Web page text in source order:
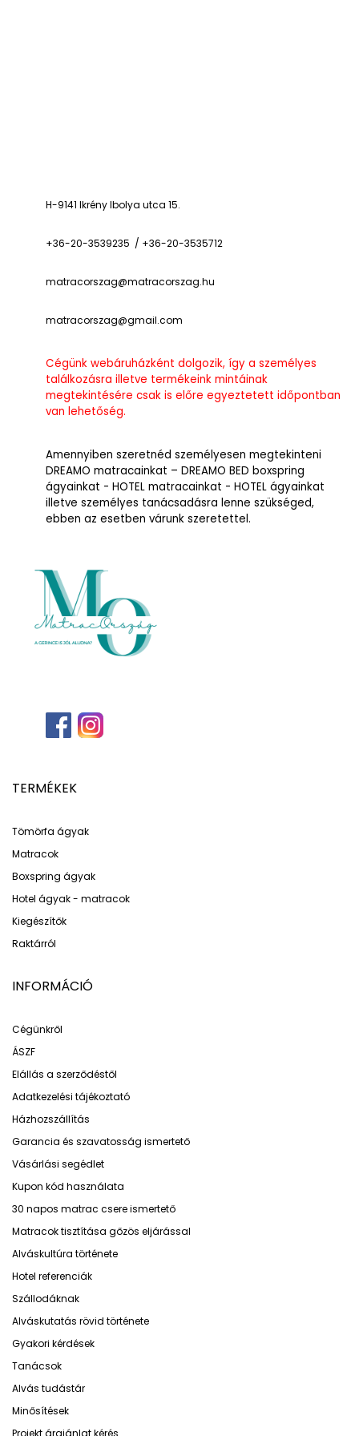
H-9141 Ikrény Ibolya utca 15.
+36-20-3539235 / +36-20-3535712
matracorszag@matracorszag.hu
matracorszag@gmail.com
Cégünk webáruházként dolgozik, így a személyes
találkozásra illetve termékeink mintáinak
megtekintésére csak is előre egyeztetett időpontban
van lehetőség.
Amennyiben szeretnéd személyesen megtekinteni
DREAMO matracainkat – DREAMO BED boxspring
ágyainkat - HOTEL matracainkat - HOTEL ágyainkat
illetve személyes tanácsadásra lenne szükséged,
ebben az esetben várunk szeretettel.
TERMÉKEK
Tömörfa ágyak
Matracok
Boxspring ágyak
Hotel ágyak - matracok
Kiegészítők
Raktárról
INFORMÁCIÓ
Cégünkről
ÁSZF
Elállás a szerződéstől
Adatkezelési tájékoztató
Házhozszállítás
Garancia és szavatosság ismertető
Vásárlási segédlet
Kupon kód használata
30 napos matrac csere ismertető
Matracok tisztítása gőzös eljárással
Alváskultúra története
Hotel referenciák
Szállodáknak
Alváskutatás rövid története
Gyakori kérdések
Tanácsok
Alvás tudástár
Minősítések
Projekt árajánlat kérés